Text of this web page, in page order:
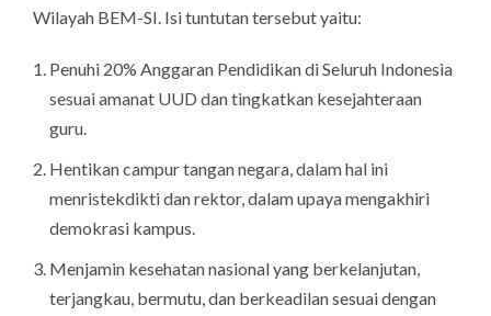
Wilayah BEM-SI. Isi tuntutan tersebut yaitu:
Penuhi 20% Anggaran Pendidikan di Seluruh Indonesia
sesuai amanat UUD dan tingkatkan kesejahteraan
guru.
Hentikan campur tangan negara, dalam hal ini
menristekdikti dan rektor, dalam upaya mengakhiri
demokrasi kampus.
Menjamin kesehatan nasional yang berkelanjutan,
terjangkau, bermutu, dan berkeadilan sesuai dengan